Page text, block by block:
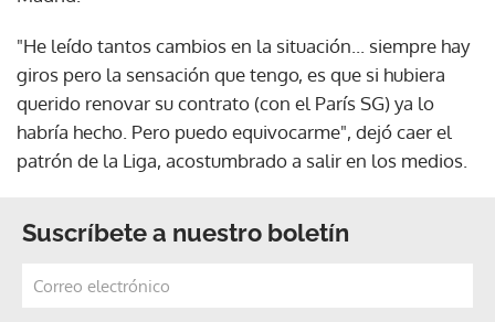
"He leído tantos cambios en la situación... siempre hay
giros pero la sensación que tengo, es que si hubiera
querido renovar su contrato (con el París SG) ya lo
habría hecho. Pero puedo equivocarme", dejó caer el
patrón de la Liga, acostumbrado a salir en los medios.
Suscríbete a nuestro boletín